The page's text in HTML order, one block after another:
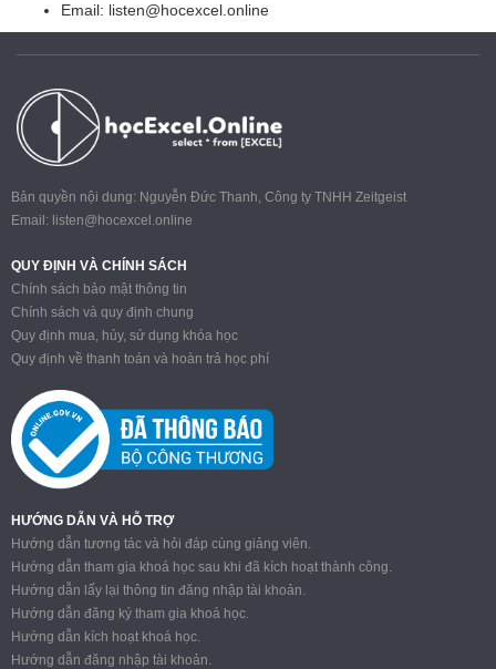
Email: listen@hocexcel.online
Bản quyền nội dung: Nguyễn Đức Thanh, Công ty TNHH Zeitgeist
Email: listen@hocexcel.online
QUY ĐỊNH VÀ CHÍNH SÁCH
Chính sách bảo mật thông tin
Chính sách và quy định chung
Quy định mua, hủy, sử dụng khóa học
Quy định về thanh toán và hoàn trả học phí
HƯỚNG DẪN VÀ HỖ TRỢ
Hướng dẫn tương tác và hỏi đáp cùng giảng viên.
Hướng dẫn tham gia khoá học sau khi đã kích hoạt thành công.
Hướng dẫn lấy lại thông tin đăng nhập tài khoản.
Hướng dẫn đăng ký tham gia khoá học.
Hướng dẫn kích hoạt khoá học.
Hướng dẫn đăng nhập tài khoản.